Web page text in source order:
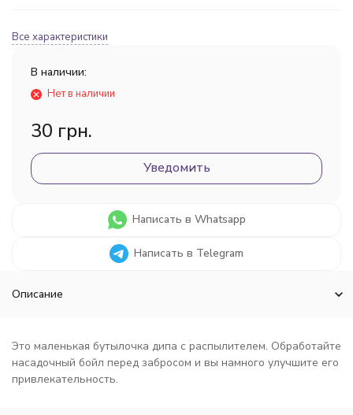
Все характеристики
В наличии:
Нет в наличии
30 грн.
Уведомить
Написать в Whatsapp
Написать в Telegram
Описание
Это маленькая бутылочка дипа с распылителем. Обработайте
насадочный бойл перед забросом и вы намного улучшите его
привлекательность.